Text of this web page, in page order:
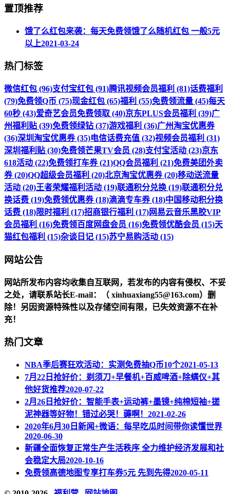
置顶推荐
饿了么红包来袭：每天免费领饿了么随机红包 一般5元
以上2021-03-24
热门标签
微信红包 (96)支付宝红包 (91)腾讯视频会员福利 (81)话费福利
(79)免费领Q币 (75)现金红包 (65)福利 (55)免费领流量 (45)每天
60秒 (43)爱奇艺会员免费领取 (40)京东PLUS会员福利 (39)广
州福利贴 (39)免费领绿钻 (37)游戏福利 (36)广州淘宝优惠券
(36)深圳淘宝优惠券 (35)电信话费充值 (32)视频会员福利 (31)
深圳福利贴 (30)免费领芒果TV会员 (28)支付宝活动 (23)京东
618活动 (22)免费领打车券 (21)QQ会员福利 (21)免费美团外卖
券 (20)QQ超级会员福利 (20)北京淘宝优惠券 (20)移动送流量
活动 (20)王者荣耀福利活动 (19)联通积分兑换 (19)联通积分兑
换话费 (19)免费领优惠券 (18)滴滴专车券 (18)中国移动积分换
话费 (18)限时福利 (17)招商银行福利 (17)网易云音乐黑胶VIP
会员福利 (16)免费领百度网盘会员 (16)免费领优酷会员 (15)天
猫红包福利 (15)杂谈日记 (15)苏宁易购活动 (15)
网站公告
网站所发布内容均收集自互联网，若发布的内容有侵权、不妥
之处，请联系站长E-mail：（ xinhuaxiang55@163.com）删
除！另因资源特殊性以及存储空间有限，已失效资源不在补
充！
热门文章
NBA季后赛狂欢活动：实测免费抽Q币10个2021-05-13
7月22日抢好价：剃须刀+早餐机+百威啤酒+除螨仪+其
他好货推荐2020-07-22
2月26日抢好价：智能手表+运动裤+墨镜+纯棉短袖+搓
泥神器等好物！错过必哭！薅啊！ 2021-02-26
2020年6月30日新闻+微语：每早吃瓜时间带你读懂世界
2020-06-30
新疆全面恢复正常生产生活秩序 全力维护经济发展和社
会稳定大局2020-10-16
免费领高德地图专享打车券5元 先到先得2020-05-11